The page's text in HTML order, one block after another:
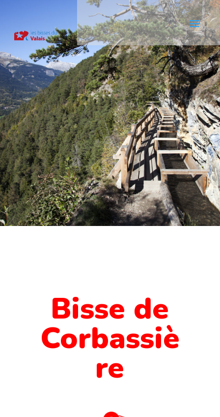
Bisse de
Corbassiè
re